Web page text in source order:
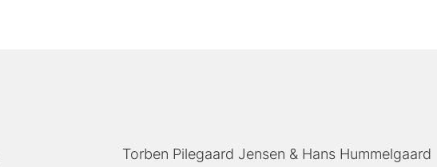
Torben Pilegaard Jensen Hans Hummelgaard